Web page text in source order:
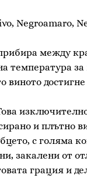
Negroamaro,
между
температура
виното
и плътно
с голяма
закалени от
грация и